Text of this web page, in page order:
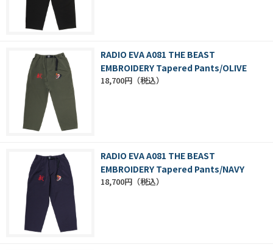
RADIO EVA A081 THE BEAST
EMBROIDERY Tapered Pants/OLIVE
18,700円
RADIO EVA A081 THE BEAST
EMBROIDERY Tapered Pants/NAVY
18,700円